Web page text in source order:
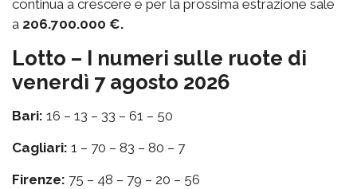
continua a crescere e per la prossima estrazione sale
a 206.700.000 €.
Lotto – I numeri sulle ruote di
venerdì 7 agosto 2026
Bari: 16 – 13 – 33 – 61 – 50
Cagliari: 1 – 70 – 83 – 80 – 7
Firenze: 75 – 48 – 79 – 20 – 56